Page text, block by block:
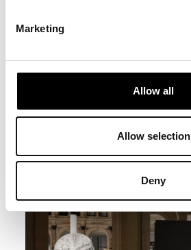
Marketing
Allow all
Allow selection
Deny